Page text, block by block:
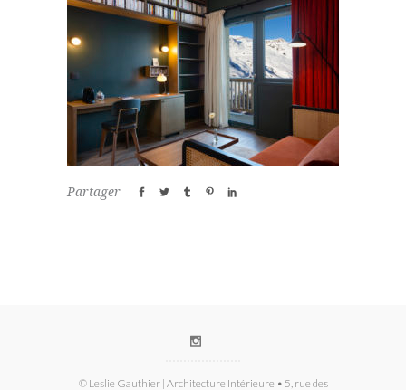
Partager
© Leslie Gauthier | Architecture Intérieure • 5, rue des